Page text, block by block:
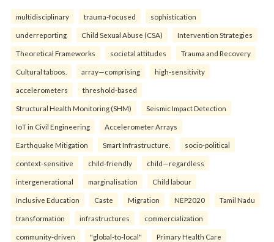
multidisciplinary trauma-focused sophistication
underreporting Child Sexual Abuse (CSA) Intervention Strategies
Theoretical Frameworks societal attitudes Trauma and Recovery
Cultural taboos. array—comprising high-sensitivity
accelerometers threshold-based
Structural Health Monitoring (SHM) Seismic Impact Detection
IoT in Civil Engineering Accelerometer Arrays
Earthquake Mitigation Smart Infrastructure. socio-political
context-sensitive child-friendly child—regardless
intergenerational marginalisation Child labour
Inclusive Education Caste Migration NEP2020 Tamil Nadu
transformation infrastructures commercialization
community-driven "global-to-local" Primary Health Care